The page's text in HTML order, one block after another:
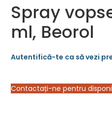
Spray
ml, Beorol
Contactați-ne pentru